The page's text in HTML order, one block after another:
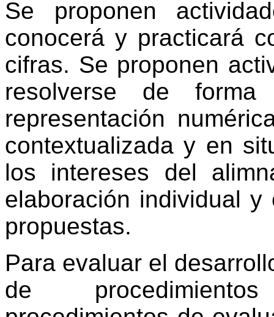
Se proponen
conocerá y practicará
cifras. Se proponen
resolverse de forma
representación
contextualizada y en
los intereses del
elaboración individual
propuestas.
Para evaluar el
de